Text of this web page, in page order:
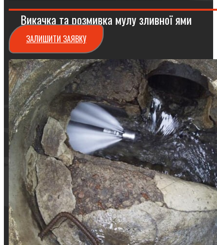
Викачка та розмивка мулу зливної ями
ЗАЛИШИТИ ЗАЯВКУ